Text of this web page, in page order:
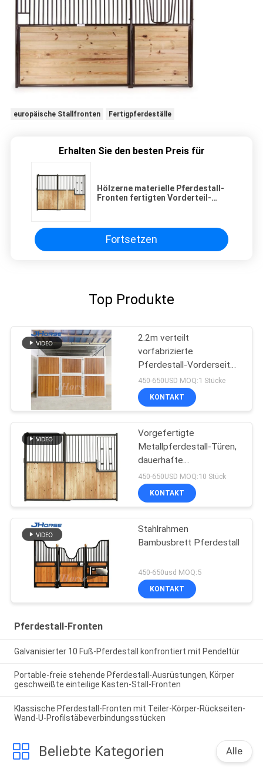
europäische Stallfronten Fertigpferdeställe
Erhalten Sie den besten Preis für
Hölzerne materielle Pferdestall-
Fronten fertigten Vorderteil-
Fortsetzen
Top Produkte
2.2m verteilt
vorfabrizierte
Pferdestall-Vorderseitee
Platte Teiler 10ft 12ft
450-650USD MOQ:1 Stücke
KONTAKT
Vorgefertigte
Metallpferdestall-Türen,
dauerhafte
Reiterpferdestall-Stall-
Fronten
450-650USD MOQ:10 Stück
KONTAKT
Stahlrahmen
Bambusbrett Pferdestall
450-650usd MOQ:5
KONTAKT
Pferdestall-Fronten
Galvanisierter 10 Fuß-Pferdestall konfrontiert mit Pendeltür
Portable-freie stehende Pferdestall-Ausrüstungen, Körper
geschweißte einteilige Kasten-Stall-Fronten
Klassische Pferdestall-Fronten mit Teiler-Körper-Rückseiten-
Wand-U-Profilstäbeverbindungsstücken
Beliebte Kategorien Alle